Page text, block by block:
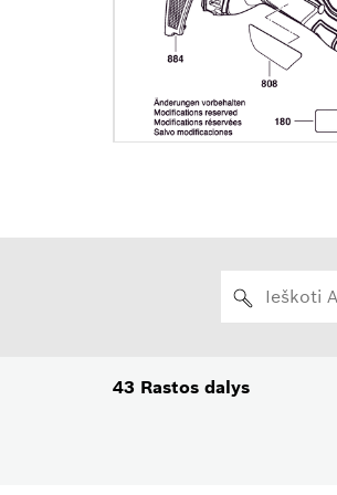
43 Rastos dalys